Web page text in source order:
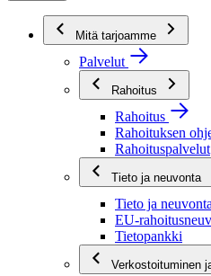
Mitä tarjoamme
Palvelut
Rahoitus
Rahoitus
Rahoituksen
Rahoituspalvelut
Tieto ja neuvonta
Tieto ja neuvonta
EU-
Tietopankki
Verkostoituminen